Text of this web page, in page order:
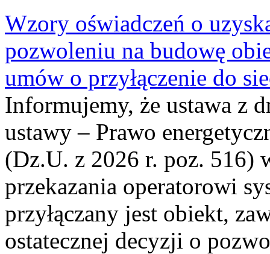
Wzory oświadczeń o
pozwoleniu na budowę
umów o przyłączenie do
Informujemy, że ustawa z
ustawy – Prawo
(Dz.U. z 2026 r. poz. 516)
przekazania operatorowi
przyłączany jest obiekt,
ostatecznej decyzji o